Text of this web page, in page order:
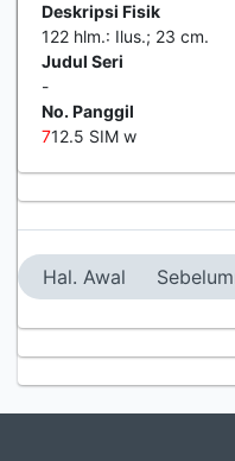
Deskripsi Fisik
122 hlm.: Ilus.; 23 cm.
Judul Seri
-
No. Panggil
712.5 SIM w
Hal. Awal